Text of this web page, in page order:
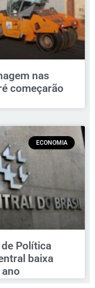
nas
começarão
ECONOMIA
Política
baixa
ano